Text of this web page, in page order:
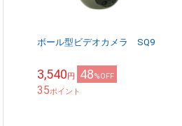
ボール型ビデオカメラ SQ9
3,540円 48%OFF
35ポイント